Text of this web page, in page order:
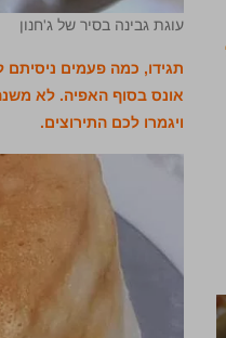
עוגת גבינה בסיר של ג'חנון
תגידו, כמה פעמים
אונס בסוף האפיה. לא
ויגמרו לכם התירוצים.